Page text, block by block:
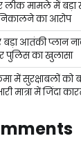
लीक मामले में बड़ा
निकालने का आरोप
आतंकी प्लान
पुलिस का खुलासा
में सुरक्षाबलों
मात्रा में जिंदा